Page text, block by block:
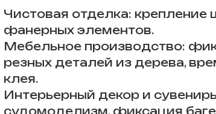
Чистовая отделка: крепление
фанерных элементов.
Мебельное производство:
резных деталей из дерева,
клея.
Интерьерный декор и
судомоделизм, фиксация